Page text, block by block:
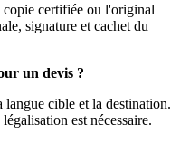
certifiée ou l'original
signature et cachet du
un devis ?
cible et la destination.
est nécessaire.